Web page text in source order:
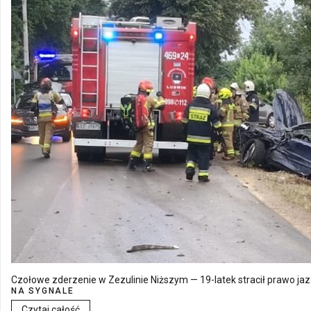
Czołowe zderzenie w Zezulinie Niższym — 19-latek stracił prawo
NA SYGNALE